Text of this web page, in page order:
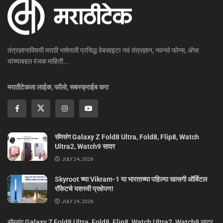
तंत्रज्ञानाविषयी मराठी भाषेतली प्रसिद्ध वेबसाइट! नवं तंत्रज्ञान, नवनवे फोन्स, ॲप्स
यांच्याबद्दल रंजक माहिती...
मराठीटेकला लाईक, फॉलो, सबस्क्राईब करा
सॅमसंग Galaxy Z Fold8 Ultra, Fold8, Flip8, Watch
Ultra2, Watch9 सादर
JULY 24, 2026
Skyroot च्या Vikram-1 या भारताच्या पहिल्या खासगी ऑर्बिटल
रॉकेटचे यशस्वी प्रक्षेपण!
JULY 24, 2026